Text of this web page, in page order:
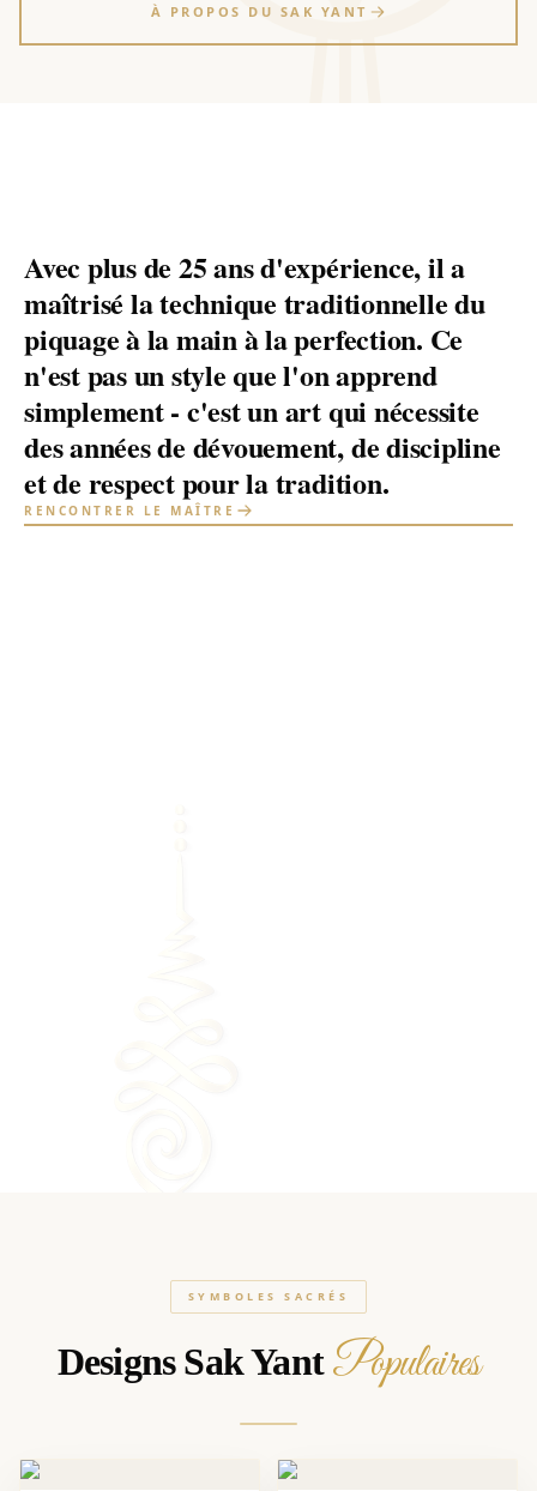
À PROPOS DU SAK YANT
Avec plus de 25 ans d'expérience, il a
maîtrisé la technique traditionnelle du
piquage à la main à la perfection. Ce
n'est pas un style que l'on apprend
simplement - c'est un art qui nécessite
des années de dévouement, de discipline
et de respect pour la tradition.
RENCONTRER LE MAÎTRE
SYMBOLES SACRÉS
Designs Sak Yant Populaires